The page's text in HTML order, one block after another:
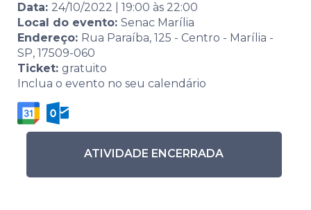
Data: 24/10/2022 19:00 às 22:00
Local do evento: Senac Marília
Endereço: Rua Paraíba, 125 - Centro - Marília -
SP, 17509-060
Ticket: gratuito
Inclua o evento no seu calendário
ATIVIDADE ENCERRADA